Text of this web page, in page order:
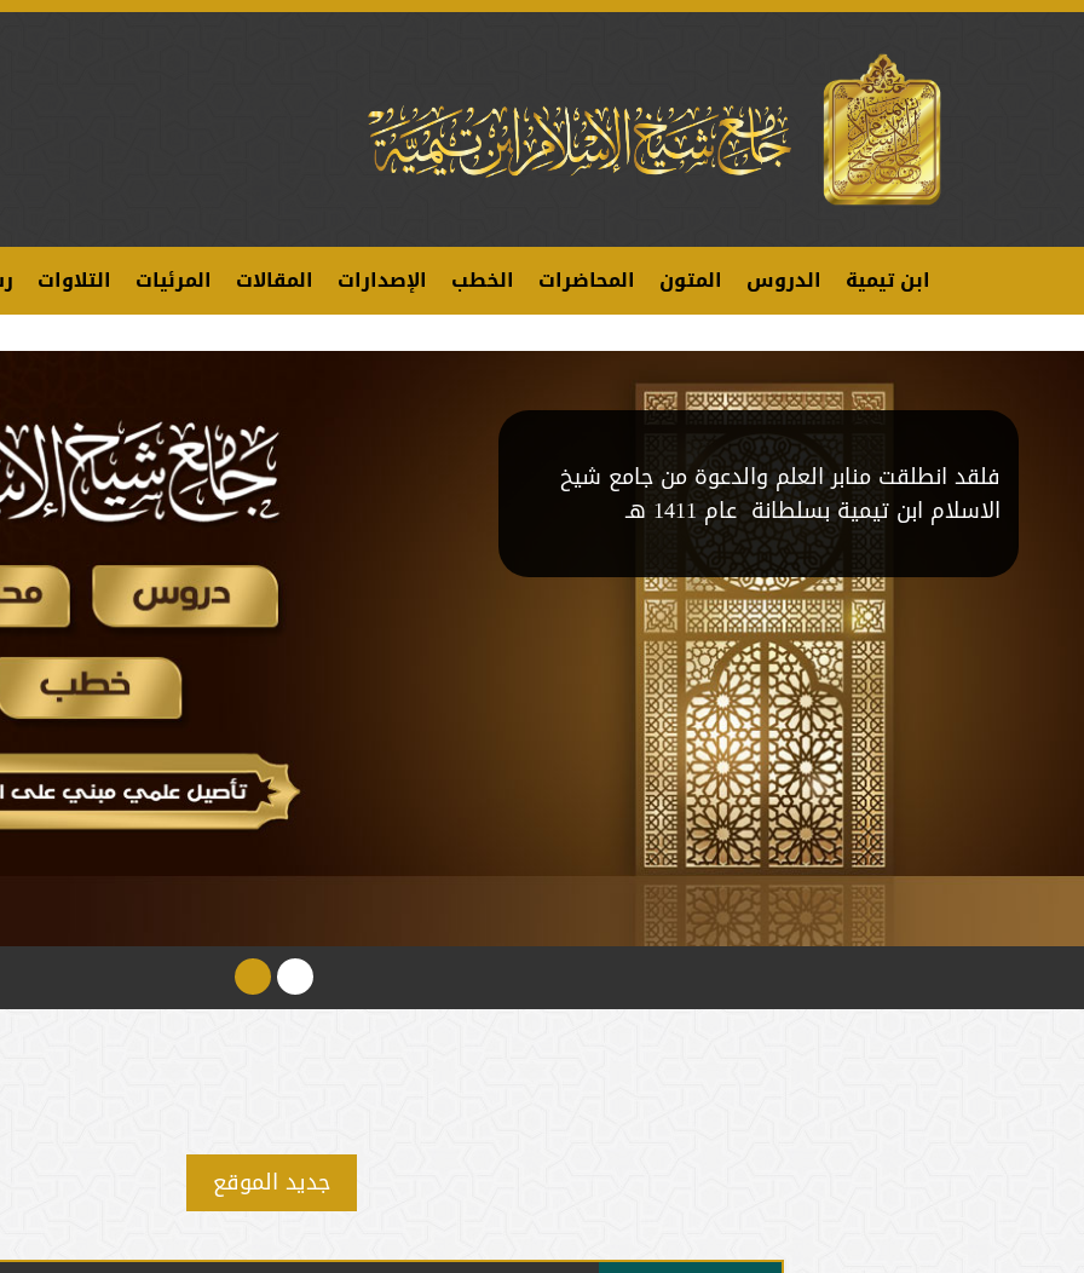
ابن تيمية الدروس المتون المحاضرات الخطب الإصدارات المقالات المرئيات التلاوات
فلقد انطلقت منابر العلم والدعوة من جامع شيخ
الاسلام ابن تيمية بسلطانة عام 1411 هـ
جديد الموقع